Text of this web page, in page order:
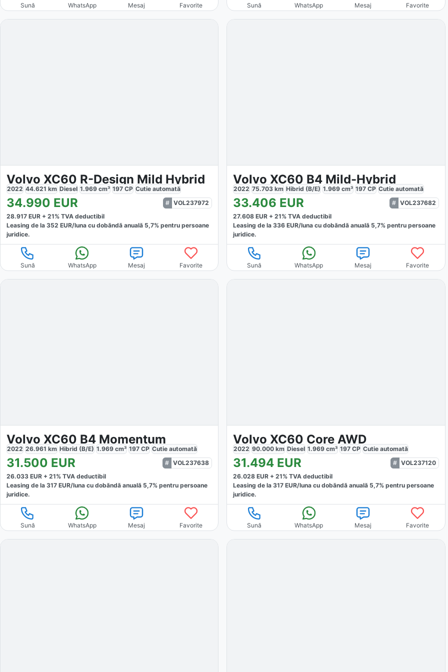
Sună WhatsApp Mesaj Favorite Sună WhatsApp Mesaj Favorite
Volvo XC60 R-Design Mild Hybrid
2022 44.621 km Diesel 1.969 cm³ 197 CP Cutie automată
34.990 EUR
VOL237972
28.917 EUR + 21% TVA deductibil
Leasing de la 352 EUR/luna cu dobăndă anuală 5,7% pentru persoane
juridice.
Sună WhatsApp Mesaj Favorite
Volvo XC60 B4 Mild-Hybrid
2022 75.703 km Hibrid (B/E) 1.969 cm³ 197 CP Cutieautomată
33.406 EUR
VOL237682
27.608 EUR +21% TVA deductibil
Leasing de la336 EUR/luna cu dobăndă anuală 5,7% pentru persoane
juridice.
Sună WhatsApp Mesaj Favorite
Volvo XC60 B4 Momentum
2022 26.961 km Hibrid (B/E) 1.969 cm³ 197 CP Cutie automată
31.500 EUR
VOL237638
26.033 EUR + 21% TVA deductibil
Leasing de la 317 EUR/luna cu dobăndă anuală 5,7% pentru persoane
juridice.
Sună WhatsApp Mesaj Favorite
Volvo XC60 Core AWD
2022 90.000 km Diesel 1.969 cm³ 197 CP Cutieautomată
31.494 EUR
VOL237120
26.028 EUR +21% TVA deductibil
Leasing de la317 EUR/luna cu dobăndă anuală 5,7% pentru persoane
juridice.
Sună WhatsApp Mesaj Favorite